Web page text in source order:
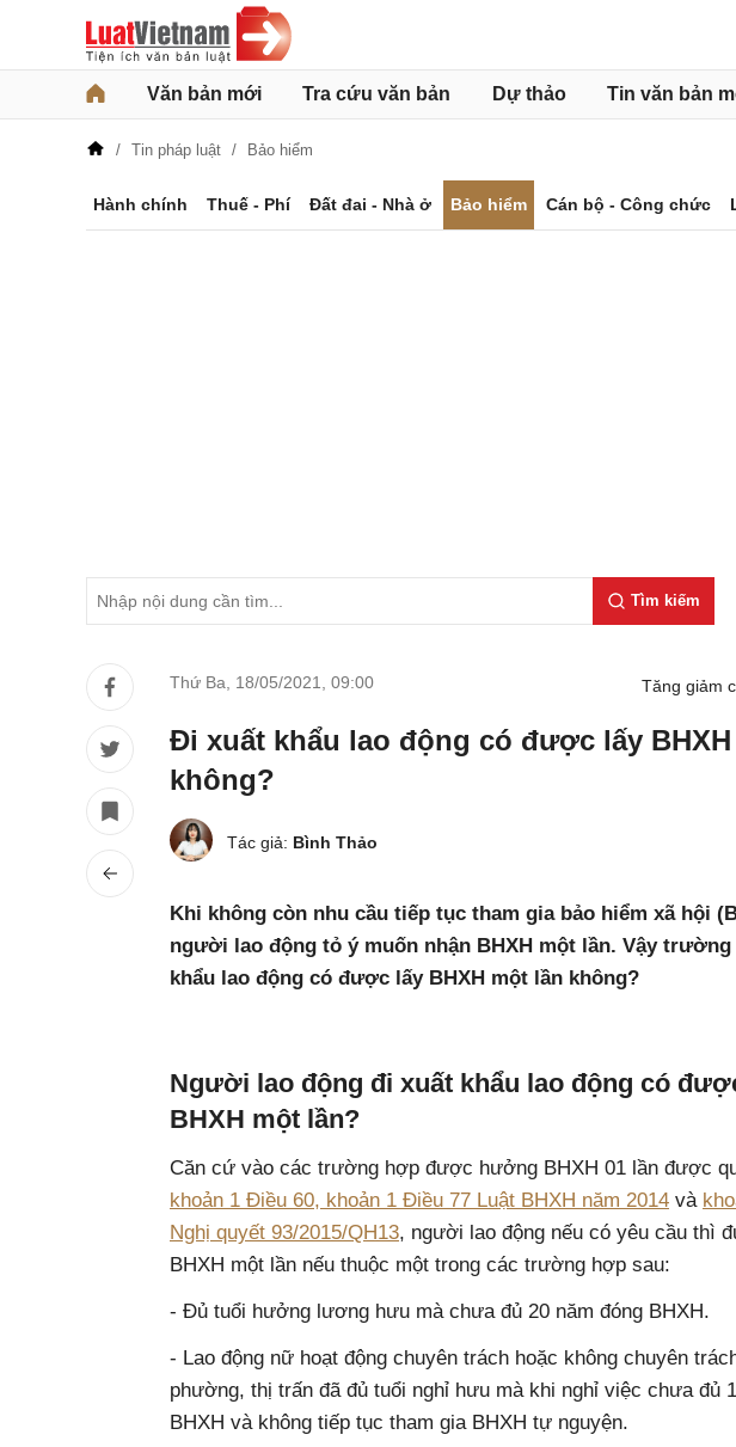
Văn bản mới Tra cứu văn bản Dự thảo Tin văn bản
Tin pháp luật Bảo hiểm
Hành chính Thuế - Phí Đất đai - Nhà ở Bảo hiểm Cán bộ - Công chức
Tìm kiếm
Thứ Ba, 18/05/2021 09:00 Tăng giảm
Đi xuất khẩu lao động có được lấy BHXH
không?
Tác giả: Bình Thảo
Khi không còn nhu cầu tiếp tục tham gia bảo hiểm xã hội
người lao động tỏ ý muốn nhận BHXH một lần. Vậy
khẩu lao động có được lấy BHXH một lần không?
Người lao động đi xuất khẩu lao động có
BHXH một lần?
Căn cứ vào các trường hợp được hưởng BHXH 01 lần được
khoản 1 Điều 60, khoản 1 Điều 77 Luật BHXH năm 2014 và
Nghị quyết 93/2015/QH13, người lao động nếu có yêu cầu thì
BHXH một lần nếu thuộc một trong các trường hợp sau:
- Đủ tuổi hưởng lương hưu mà chưa đủ 20 năm đóng BHXH.
- Lao động nữ hoạt động chuyên trách hoặc không chuyên
phường, thị trấn đã đủ tuổi nghỉ hưu mà khi nghỉ việc chưa đủ
BHXH và không tiếp tục tham gia BHXH tự nguyện.